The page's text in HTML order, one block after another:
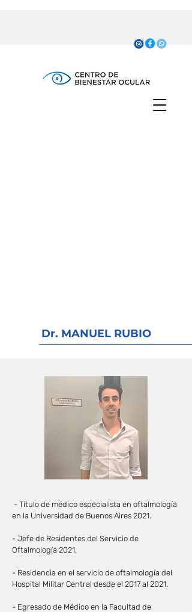
Dr. MANUEL RUBIO
- Título de médico especialista en oftalmología
en la Universidad de Buenos Aires 2021.
- Jefe de Residentes del Servicio de
Oftalmología 2021.
- Residencia en el servicio de oftalmología del
Hospital Militar Central desde el 2017 al 2021.
- Egresado de Médico en la Facultad de